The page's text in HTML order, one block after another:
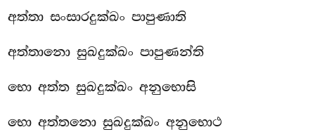
අත්තා සංසාරදුක්ඛං පාපුණාති
අත්තානො සුඛදුක්ඛං පාපුණන්ති
භො අත්ත සුඛදුක්ඛං අනුභොසි
භො අත්තනො සුඛදුක්ඛං අනුභොථ